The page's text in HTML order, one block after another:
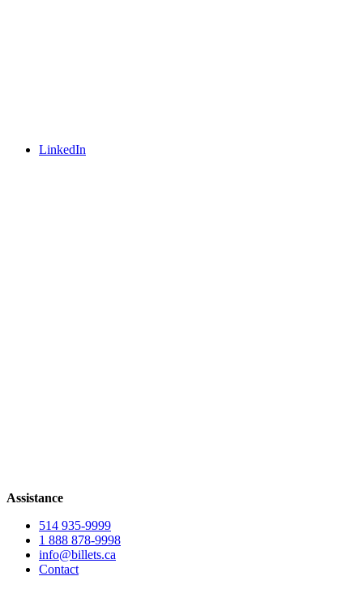
LinkedIn
Assistance
514 935-9999
1 888 878-9998
info@billets.ca
Contact